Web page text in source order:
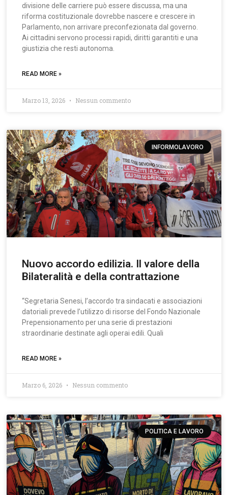
divisione delle carriere può essere discussa, ma una
riforma costituzionale dovrebbe nascere e crescere in
Parlamento, non arrivare preconfezionata dal governo.
Ai cittadini servono processi rapidi, diritti garantiti e una
giustizia che resti autonoma.
READ MORE »
Marzo 13, 2026 Nessun commento
INFORMOLAVORO
Nuovo accordo edilizia. Il valore della
Bilateralità e della contrattazione
“Segretaria Senesi, l’accordo tra sindacati e associazioni
datoriali prevede l’utilizzo di risorse del Fondo Nazionale
Prepensionamento per una serie di prestazioni
straordinarie destinate agli operai edili. Quali
READ MORE »
Marzo 6, 2026 Nessun commento
POLITICA E LAVORO